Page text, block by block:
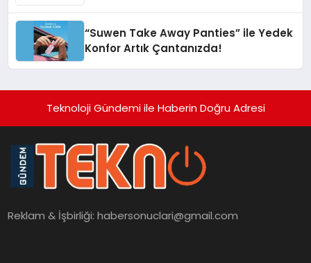
“Suwen Take Away Panties” ile Yedek
Konfor Artık Çantanızda!
Teknoloji Gündemi ile Haberin Doğru Adresi
Reklam & İşbirliği:habersonuclari@gmail.com